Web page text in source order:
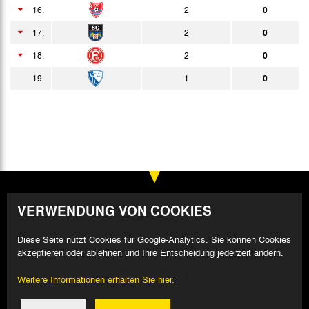
16.
2
0
17.
2
0
18.
2
0
19.
1 0
VERWENDUNG VON COOKIES
Diese Seite nutzt Cookies für Google-Analytics. Sie können Cookies
akzeptieren oder ablehnen und Ihre Entscheidung jederzeit ändern.
Weitere Informationen erhalten Sie hier.